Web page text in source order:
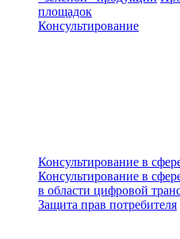
площадок
Консультирование
Консультирование в
Консультирование в
в области цифровой
Защита прав потребителя